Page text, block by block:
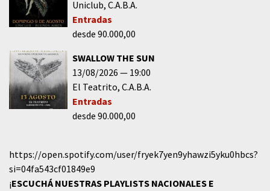
Uniclub C.A.B.A.
Entradas
desde 90.000,00
SWALLOW THE SUN
13/08/2026
19:00
El Teatrito C.A.B.A.
Entradas
desde 90.000,00
https://open.spotify.com/user/fryek7yen9yhawzi5yku0hbcs?
si=04fa543cf01849e9
¡ESCUCHÁ NUESTRAS PLAYLISTS NACIONALES E